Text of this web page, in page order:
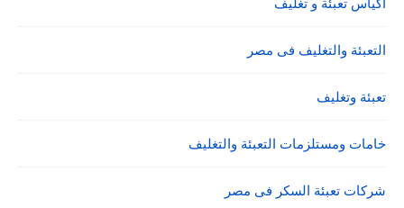
التعبئة والتغليف فى مصر
تعبئة وتغليف
خامات ومستلزمات التعبئة والتغليف
شركات تعبئة السكر فى مصر